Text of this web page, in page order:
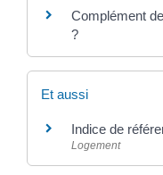
Complément
?
Et aussi
Indice de
Logement